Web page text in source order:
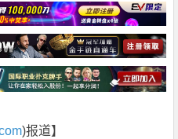
)报道】